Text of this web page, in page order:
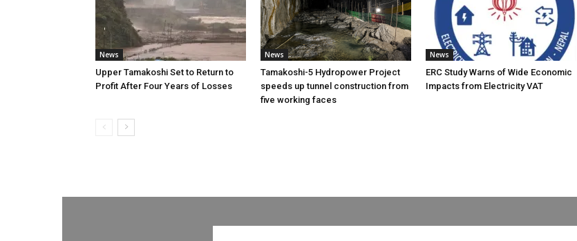
News
Upper Tamakoshi Set to Return to
Profit After Four Years of Losses
News
Tamakoshi-5 Hydropower Project
speeds up tunnel construction from
five working faces
News
ERC Study Warns of Wide Economic
Impacts from Electricity VAT